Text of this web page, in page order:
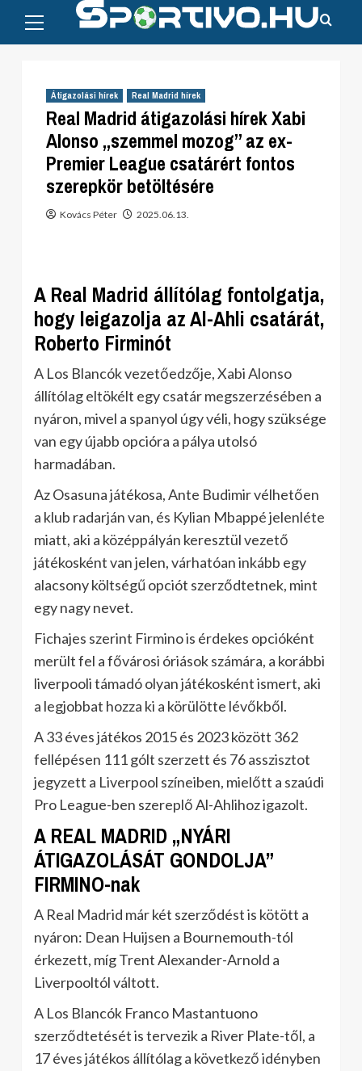
content
Menu
Átigazolási hírek Real Madrid hírek
Real Madrid átigazolási hírek Xabi
Alonso „szemmel mozog” az ex-
Premier League csatárért fontos
szerepkör betöltésére
Kovács Péter 2025.06.13.
A Real Madrid állítólag fontolgatja,
hogy leigazolja az Al-Ahli csatárát,
Roberto Firminót
A Los Blancók vezetőedzője, Xabi Alonso
állítólag eltökélt egy csatár megszerzésében a
nyáron, mivel a spanyol úgy véli, hogy szüksége
van egy újabb opcióra a pálya utolsó
harmadában.
Az Osasuna játékosa, Ante Budimir vélhetően
a klub radarján van, és Kylian Mbappé jelenléte
miatt, aki a középpályán keresztül vezető
játékosként van jelen, várhatóan inkább egy
alacsony költségű opciót szerződtetnek, mint
egy nagy nevet.
Fichajes szerint Firmino is érdekes opcióként
merült fel a fővárosi óriások számára, a korábbi
liverpooli támadó olyan játékosként ismert, aki
a legjobbat hozza ki a körülötte lévőkből.
A 33 éves játékos 2015 és 2023 között 362
fellépésen 111 gólt szerzett és 76 asszisztot
jegyzett a Liverpool színeiben, mielőtt a szaúdi
Pro League-ben szereplő Al-Ahlihoz igazolt.
A REAL MADRID „NYÁRI
ÁTIGAZOLÁSÁT GONDOLJA”
FIRMINO-nak
A Real Madrid már két szerződést is kötött a
nyáron: Dean Huijsen a Bournemouth-tól
érkezett, míg Trent Alexander-Arnold a
Liverpooltól váltott.
A Los Blancók Franco Mastantuono
szerződtetését is tervezik a River Plate-től, a
17 éves játékos állítólag a következő idényben